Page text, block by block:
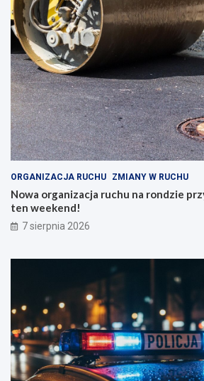
ORGANIZACJA RUCHU ZMIANY W RUCHU
Nowa organizacja ruchu na rondzie
ten weekend!
7 sierpnia 2026